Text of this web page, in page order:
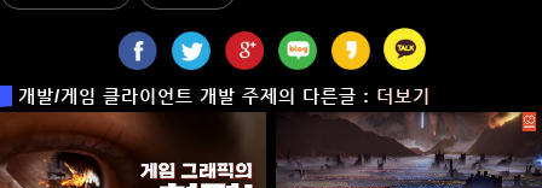
개발/게임 클라이언트 개발 주제의 다른글 : 더보기